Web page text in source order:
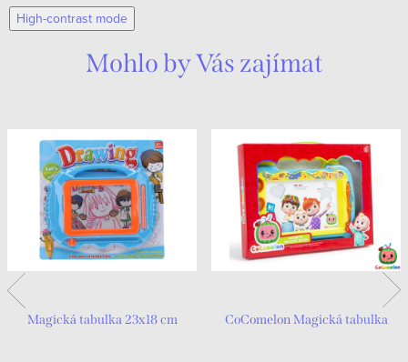
High-contrast mode
Mohlo by Vás zajímat
Magická tabulka 23x18 cm CoComelon Magická tabulka